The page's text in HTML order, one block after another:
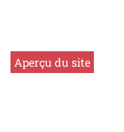
Aperçu du site